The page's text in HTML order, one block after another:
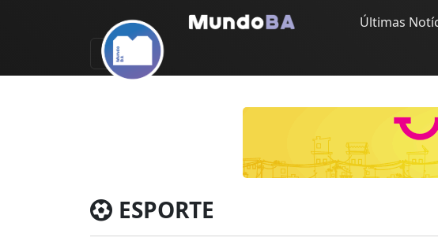
Últimas
ESPORTE